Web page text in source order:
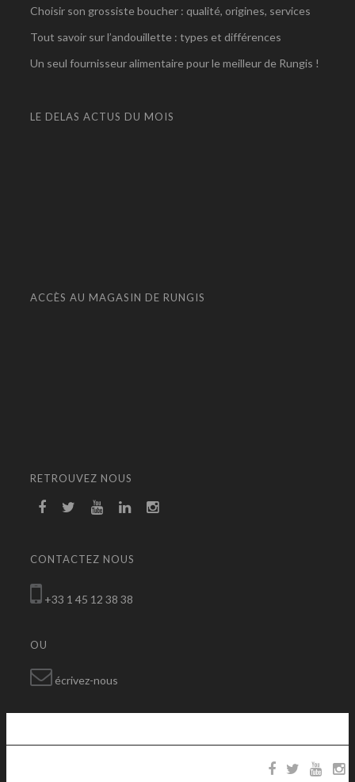
Choisir son grossiste boucher : qualité, origines, services
Tout savoir sur l’andouillette : types et différences
Un seul fournisseur alimentaire pour le meilleur de Rungis !
LE DELAS ACTUS DU MOIS
ACCÈS AU MAGASIN DE RUNGIS
RETROUVEZ NOUS
CONTACTEZ NOUS
+33 1 45 12 38 38
OU
écrivez-nous